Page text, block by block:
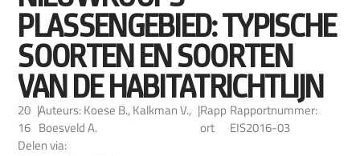
PLASSENGEBIED: TYPISCHE
SOORTEN EN SOORTEN
VAN DE HABITATRICHTLIJN
20
16
|Auteurs: Koese B., Kalkman V.,
Boesveld A.
|Rapp
ort
Rapportnummer:
EIS2016-03
Delen via: